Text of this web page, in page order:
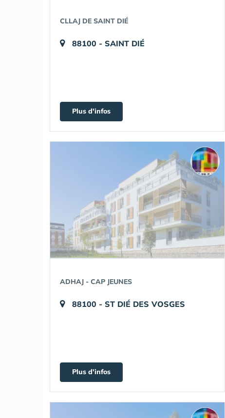
CLLAJ DE SAINT DIÉ
88100 - SAINT DIÉ
Plus d'infos
ADHAJ - CAP JEUNES
88100 - ST DIÉ DES VOSGES
Plus d'infos